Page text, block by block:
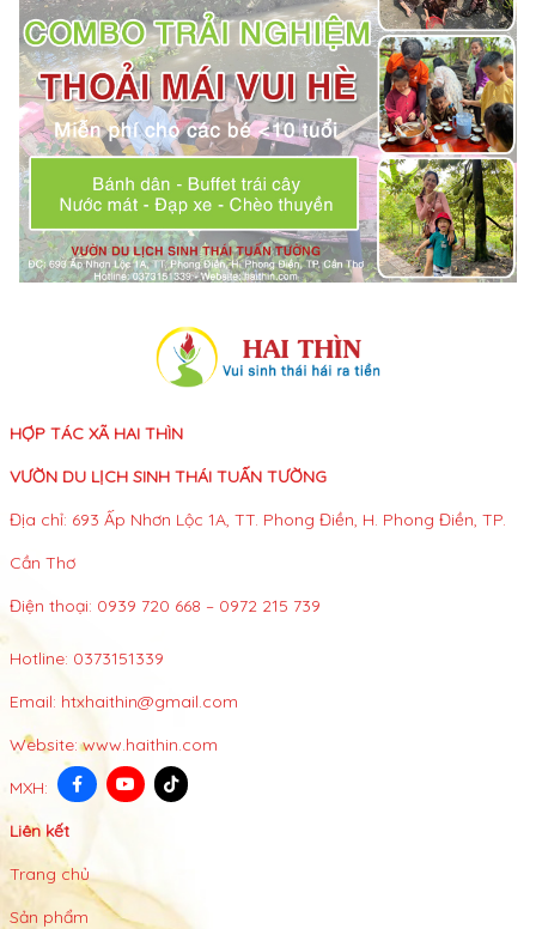
HỢP TÁC XÃ HAI THÌN
VƯỜN DU LỊCH SINH THÁI TUẤN TƯỜNG
Địa chỉ: 693 Ấp Nhơn Lộc 1A, TT. Phong Điền, H. Phong Điền, TP.
Cần Thơ
Điện thoại: 0939 720 668 – 0972 215 739
Hotline: 0373151339
Email: htxhaithin@gmail.com
Website:www.haithin.com
MXH:
Liên kết
Trang chủ
Sản phẩm